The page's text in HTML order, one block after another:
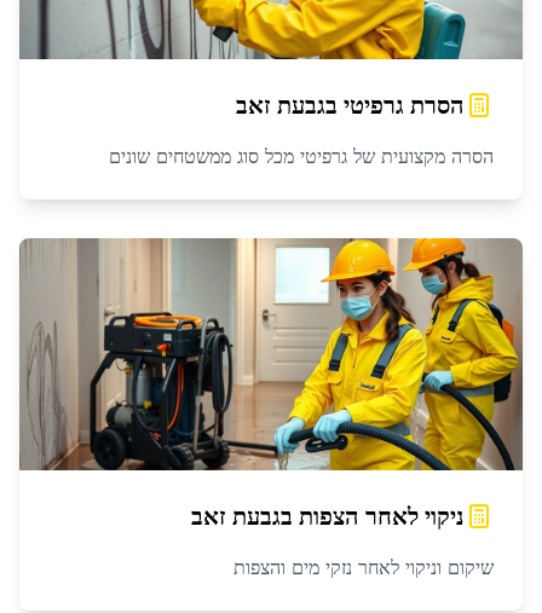
הסרת גרפיטי בגבעת זאב
הסרה מקצועית של גרפיטי מכל סוג ממשטחים שונים
ניקוי לאחר הצפות בגבעת זאב
שיקום וניקוי לאחר נזקי מים והצפות